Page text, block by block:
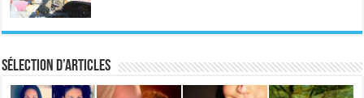
Sélection d’articles